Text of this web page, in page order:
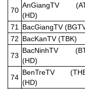
70
AnGiangTV
(HD)
71 BacGiangTV
72 BacKanTV (TBK)
73
BacNinhTV
(HD)
74
BenTreTV
(HD)